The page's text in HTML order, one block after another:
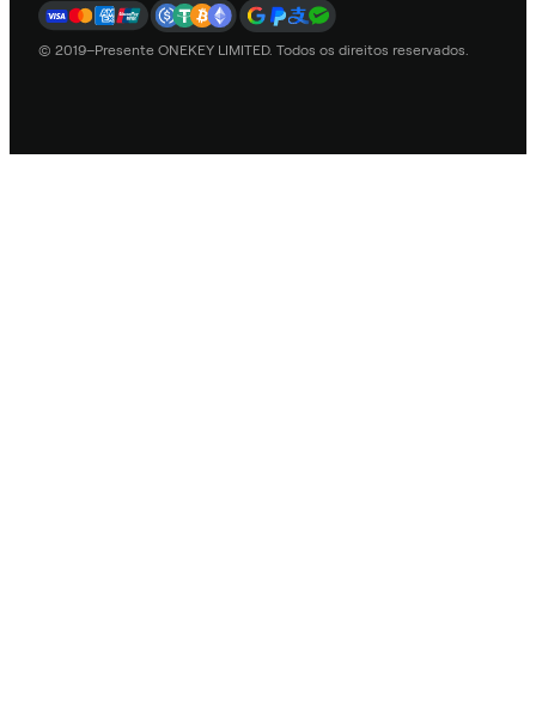
© 2019–Presente ONEKEY LIMITED. Todos os direitos reservados.